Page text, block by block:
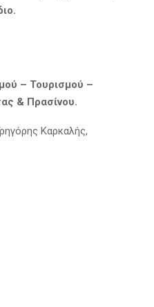
– Τουρισμού –
& Πρασίνου.
Καρκαλής,